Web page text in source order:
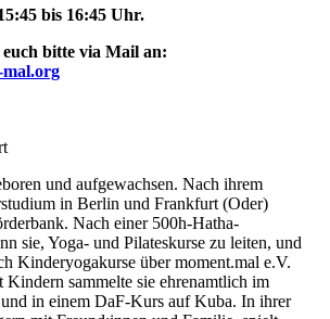
bis 16:45 Uhr.
euch bitte via Mail an:
und aufgewachsen. Nach ihrem
in Berlin und Frankfurt (Oder)
Nach einer 500h-Hatha-
sie, Yoga- und Pilateskurse zu leiten, und
Kinderyogakurse über moment.mal e.V.
Kindern sammelte sie ehrenamtlich im
in einem DaF-Kurs auf Kuba. In ihrer